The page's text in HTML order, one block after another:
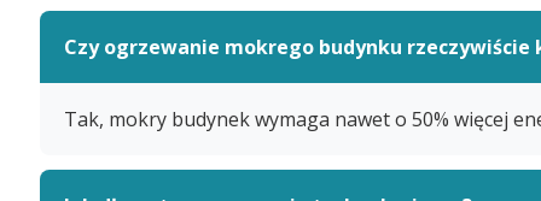
Czy ogrzewanie mokrego budynku rzeczywiście
Tak, mokry budynek wymaga nawet o 50% więcej